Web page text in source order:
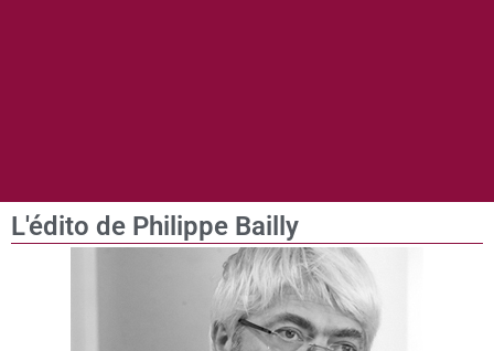
L'édito de Philippe Bailly